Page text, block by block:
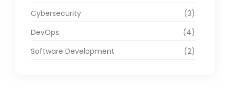
Cybersecurity
(3)
DevOps
(4)
Software Development
(2)